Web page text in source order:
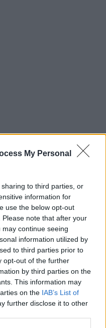
My Personal
to third parties, or
information for
use the below opt-out
note that after your
continue seeing
information utilized by
to third parties prior to
opt-out of the further
by third parties on the
This information may
on the IAB’s List of
further disclose it to other
Cecae le
rilevanti offriranno
talenti in
di prova importante
della pallavolo
tecnici delle
decise di seguire il